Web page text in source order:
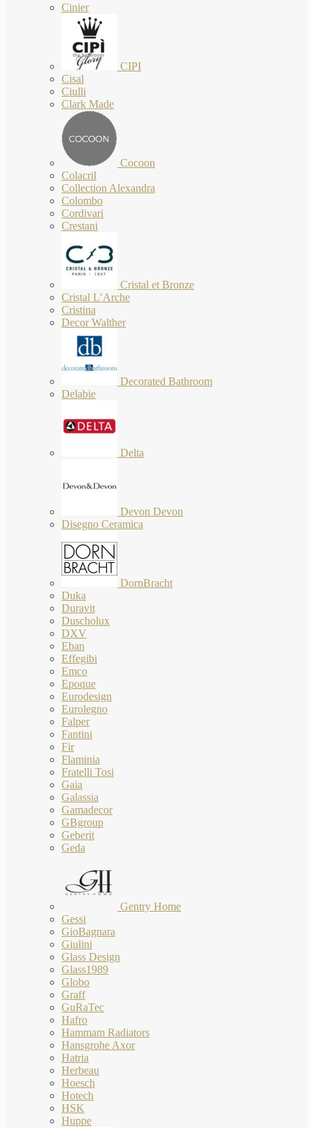
Cinier
CIPI
Cisal
Ciulli
Clark Made
Cocoon
Colacril
Collection Alexandra
Colombo
Cordivari
Crestani
Cristal et Bronze
Cristal L’Arche
Cristina
Decor Walther
Decorated Bathroom
Delabie
Delta
Devon Devon
Disegno Ceramica
DornBracht
Duka
Duravit
Duscholux
DXV
Eban
Effegibi
Emco
Epoque
Eurodesign
Eurolegno
Falper
Fantini
Fir
Flaminia
Fratelli Tosi
Gaia
Galassia
Gamadecor
GBgroup
Geberit
Geda
Gentry Home
Gessi
GioBagnara
Giulini
Glass Design
Glass1989
Globo
Graff
GuRaTec
Hafro
Hammam Radiators
Hansgrohe Axor
Hatria
Herbeau
Hoesch
Hotech
HSK
Huppe